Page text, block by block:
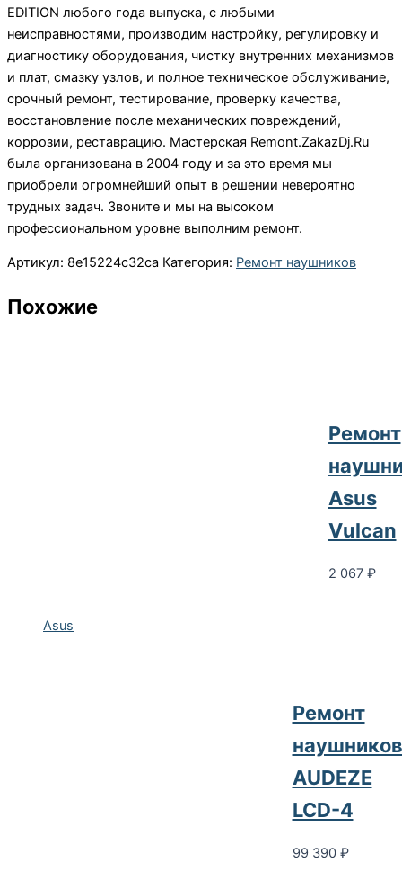
EDITION любого года выпуска, с любыми
неисправностями, производим настройку, регулировку и
диагностику оборудования, чистку внутренних механизмов
и плат, смазку узлов, и полное техническое обслуживание,
срочный ремонт, тестирование, проверку качества,
восстановление после механических повреждений,
коррозии, реставрацию. Мастерская Remont.ZakazDj.Ru
была организована в 2004 году и за это время мы
приобрели огромнейший опыт в решении невероятно
трудных задач. Звоните и мы на высоком
профессиональном уровне выполним ремонт.
Артикул: 8e15224c32ca Категория: Ремонт наушников
Похожие
Asus
Ремонт
Asus
Vulcan
2 067 ₽
Ремонт
наушников
AUDEZE
LCD-4
99 390 ₽